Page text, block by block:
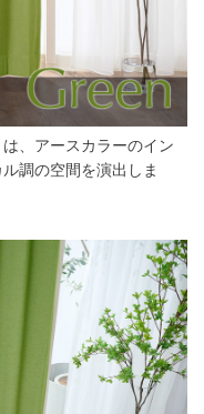
、アースカラーのイン
調の空間を演出しま